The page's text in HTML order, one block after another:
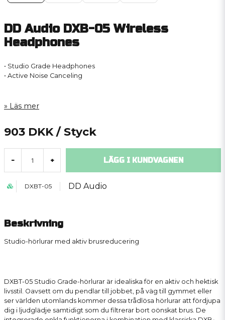
DD Audio DXB-05 Wireless
Headphones
• Studio Grade Headphones
• Active Noise Canceling
Läs mer
903 DKK / Styck
- + LÄGG I KUNDVAGNEN
DXBT-05 DD Audio
Beskrivning
Studio-hörlurar med aktiv brusreducering
DXBT-05 Studio Grade-hörlurar är idealiska för en aktiv och hektisk
livsstil. Oavsett om du pendlar till jobbet, på väg till gymmet eller
ser världen utomlands kommer dessa trådlösa hörlurar att fördjupa
dig i ljudglädje samtidigt som du filtrerar bort oönskat brus. De